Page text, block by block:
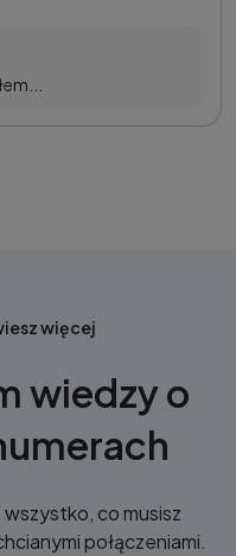
więcej
wiedzy o
co musisz
połączeniami.